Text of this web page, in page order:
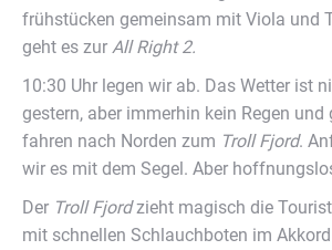
frühstücken gemeinsam mit Viola und
geht es zur All Right 2.
10:30 Uhr legen wir ab. Das Wetter ist
gestern, aber immerhin kein Regen und
fahren nach Norden zum Troll Fjord.
wir es mit dem Segel. Aber
Der Troll Fjordzieht magisch die
mit schnellen Schlauchboten im